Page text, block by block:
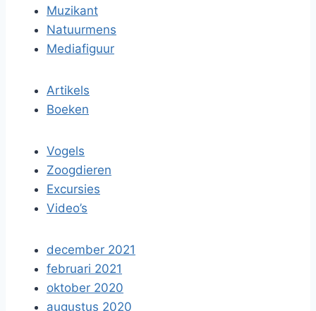
Muzikant
Natuurmens
Mediafiguur
Artikels
Boeken
Vogels
Zoogdieren
Excursies
Video’s
december 2021
februari 2021
oktober 2020
augustus 2020